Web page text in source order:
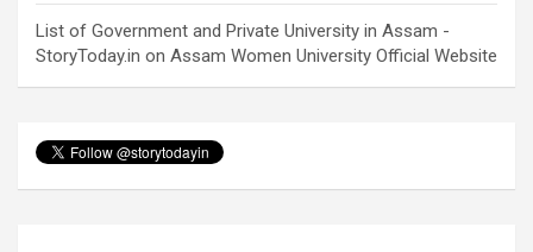
List of Government and Private University in Assam -
StoryToday.in on Assam Women University Official Website